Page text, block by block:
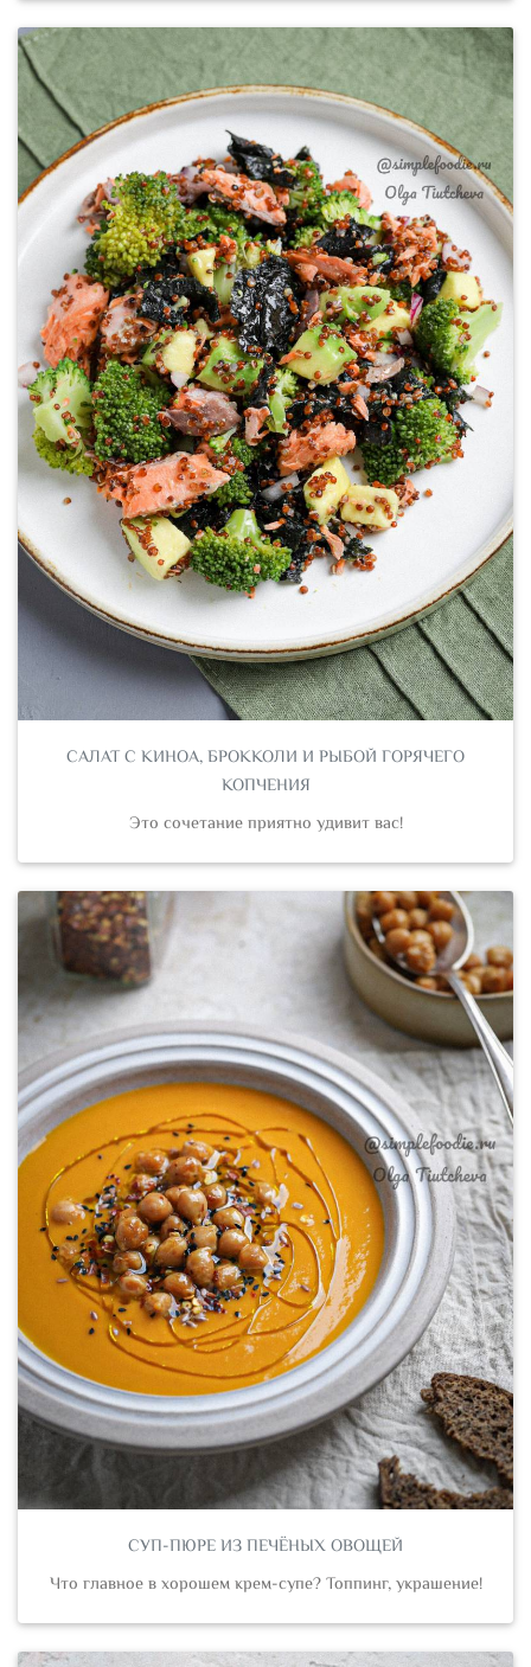
САЛАТ С КИНОА, БРОККОЛИ И РЫБОЙ ГОРЯЧЕГО
КОПЧЕНИЯ
Это сочетание приятно удивит вас!
СУП-ПЮРЕ ИЗ ПЕЧЁНЫХ ОВОЩЕЙ
Что главное в хорошем крем-супе? Топпинг, украшение!